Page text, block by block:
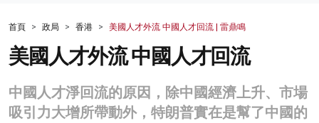
財經
生活
商業
首頁 政局 香港 美國人才外流 中國人才回流 | 雷鼎鳴
美國人才外流 中國人才回流
中國人才淨回流的原因，除中國經濟上升、市場
吸引力大增所帶動外，特朗普實在是幫了中國的